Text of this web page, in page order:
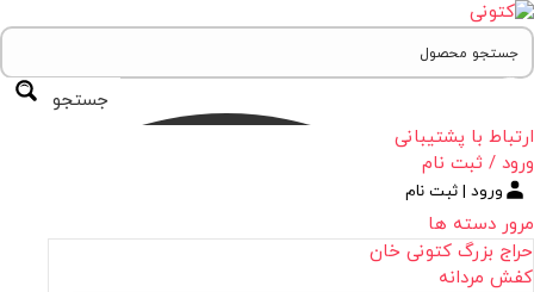
جستجو
ارتباط با پشتیبانی
ورود / ثبت نام
ورود | ثبت نام
مرور دسته ها
حراج بزرگ کتونی خان
کفش مردانه